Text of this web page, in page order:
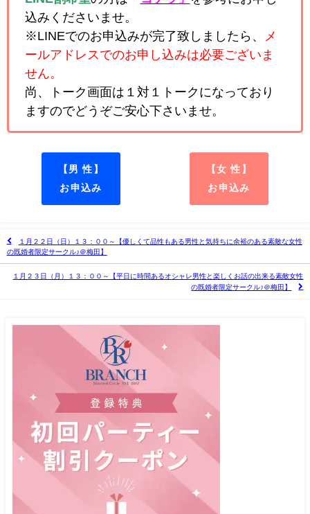
込みくださいませ。
※LINEでのお申込みが完了致しましたら、
メ
ールアドレスでのお申し込みは必要ございま
せん。
尚、トーク画面は１対１トークになっており
ますのでどうぞご安心下さいませ。
【男 性】
お申込み
【女 性】
お申込み
１月２２日（日）１３：００～【優しくて品性もある男性と気持ちに余裕のある素敵な女性
の既婚者限定サークル♪＠梅田】
１月２３日（月）１３：００～【平日に時間あるオシャレ男性と楽しくお話の出来る素敵女性
の既婚者限定サークル♪＠梅田】